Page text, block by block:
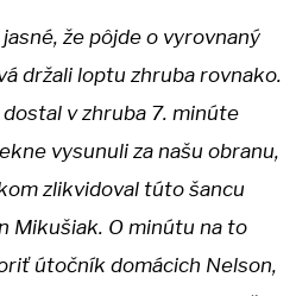
že pôjde o vyrovnaný
držali loptu zhruba rovnako.
v zhruba 7. minúte
vysunuli za našu obranu,
zlikvidoval túto šancu
Mikušiak. O minútu na to
útočník domácich Nelson,